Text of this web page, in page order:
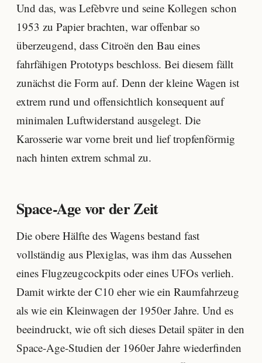
Und das, was Lefèbvre und seine Kollegen schon
1953 zu Papier brachten, war offenbar so
überzeugend, dass Citroën den Bau eines
fahrfähigen Prototyps beschloss. Bei diesem fällt
zunächst die Form auf. Denn der kleine Wagen ist
extrem rund und offensichtlich konsequent auf
minimalen Luftwiderstand ausgelegt. Die
Karosserie war vorne breit und lief tropfenförmig
nach hinten extrem schmal zu.
Space-Age vor der Zeit
Die obere Hälfte des Wagens bestand fast
vollständig aus Plexiglas, was ihm das Aussehen
eines Flugzeugcockpits oder eines UFOs verlieh.
Damit wirkte der C10 eher wie ein Raumfahrzeug
als wie ein Kleinwagen der 1950er Jahre. Und es
beeindruckt, wie oft sich dieses Detail später in den
Space-Age-Studien der 1960er Jahre wiederfinden